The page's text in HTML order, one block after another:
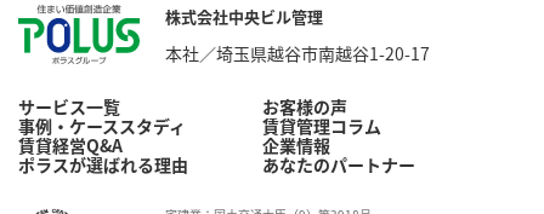
株式会社中央ビル管理
本社／埼玉県越谷市南越谷1-20-17
サービス一覧
事例・ケーススタディ
賃貸経営Q&A
ポラスが選ばれる理由
お客様の声
賃貸管理コラム
企業情報
あなたのパートナー